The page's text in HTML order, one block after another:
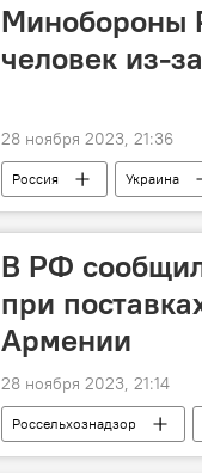
Минобороны
человек из-
28 ноября 2023, 21:36
Россия Украина
В РФ
при
Армении
28 ноября 2023, 21:14
Россельхознадзор